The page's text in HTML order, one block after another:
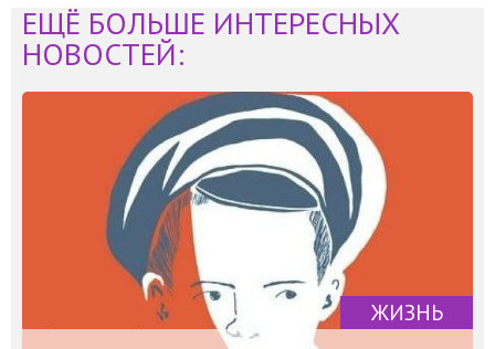
ЕЩЁ БОЛЬШЕ ИНТЕРЕСНЫХ
НОВОСТЕЙ:
ЖИЗНЬ